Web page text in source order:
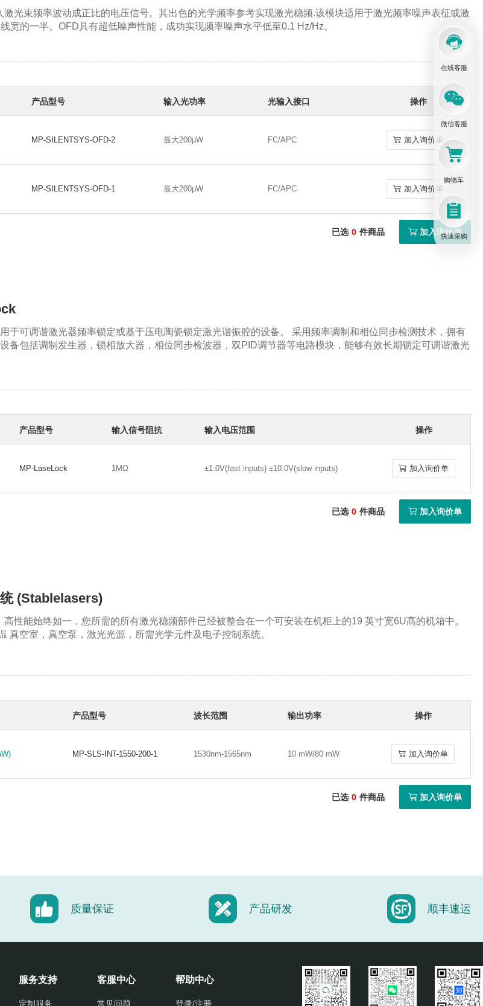
在线客服
微信客服
购物车
快速采购
色散测量系统
单通和多通气体池
笼式/透镜套筒安装的光学元件
剪切干涉
Soleil-Babinet补偿器
光束频率波动成正比的电压信号。其出色的光学频率参考实现激光稳频.该模块适用于激光频率噪声表征或激
宽的一半。OFD具有超低噪声性能，成功实现频率噪声水平低至0.1 Hz/Hz。
产品型号 输入光功率 光输入接口 操作
MP-SILENTSYS-OFD-2 最大200μW FC/APC 加入询价单
MP-SILENTSYS-OFD-1 最大200μW FC/APC 加入询价单
MP-SILENTSYS-OFD-2 最大200μW FC/APC 加入询价单
MP-SILENTSYS-OFD-1 最大200μW FC/APC 加入询价单
已选 0 件商品 加入询价单
于可调谐激光器频率锁定或基于压电陶瓷锁定激光谐振腔的设备。 采用频率调制和相位同步检测技术，拥有
备包括调制发生器，锁相放大器，相位同步检波器，双PID调节器等电路模块，能够有效长期锁定可调谐激光
产品型号 输入信号阻抗 输入电压范围 操作
MP-LaseLock 1MΩ ±1.0V(fast inputs) ±10.0V(slow inputs) 加入询价单
MP-LaseLock 1MΩ ±1.0V(fast inputs) ±10.0V(slow inputs) 加入询价单
已选 0 件商品 加入询价单
(Stablelasers)
性能始终如一，您所需的所有激光稳频部件已经被整合在一个可安装在机柜上的19 英寸宽6U髙的机箱中。
真空室，真空泵，激光光源，所需光学元件及电子控制系统。
产品型号 波长范围 输出功率 操作
MP-SLS-INT-1550-200-1 1530nm-1565nm 10 mW/80 mW 加入询价单
MP-SLS-INT-1550-200-1 1530nm-1565nm 10 mW/80 mW 加入询价单
已选 0 件商品 加入询价单
质量保证 产品研发 顺丰速运
服务支持
定制服务
客服中心
常见问题
帮助中心
登录/注册